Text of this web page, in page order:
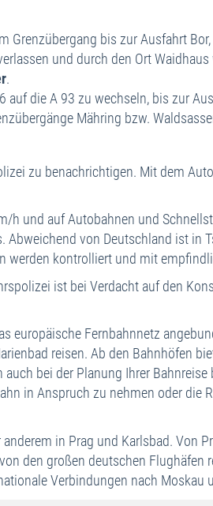
Grenzübergang bis zur Ausfahrt
und durch den Ort
.
die A 93 zu wechseln, bis zur
Mähring bzw.
zu benachrichtigen. Mit dem
und auf Autobahnen und
von Deutschland ist in
werden kontrolliert und mit
ist bei Verdacht auf den
europäische Fernbahnnetz
reisen. Ab den Bahnhöfen
bei der Planung Ihrer
in Anspruch zu nehmen oder die
in Prag und Karlsbad. Von
den großen deutschen Flughäfen
Verbindungen nach Moskau